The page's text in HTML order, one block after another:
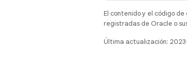
El contenido y el código
registradas de Oracle o
Última actualización: